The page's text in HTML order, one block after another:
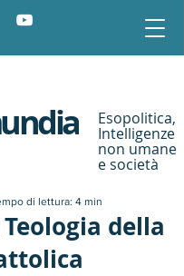
Esopolitica,
Intelligenze
non umane
e società
della
di lettura: 4 min